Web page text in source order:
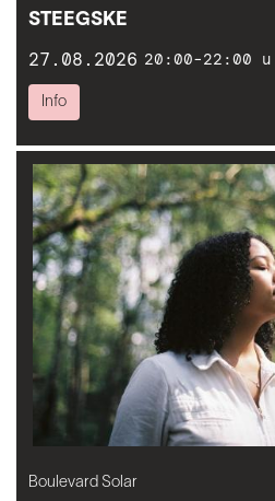
STEEGSKE
27.08.2026 20:00-22:00 u
Info
Boulevard Solar